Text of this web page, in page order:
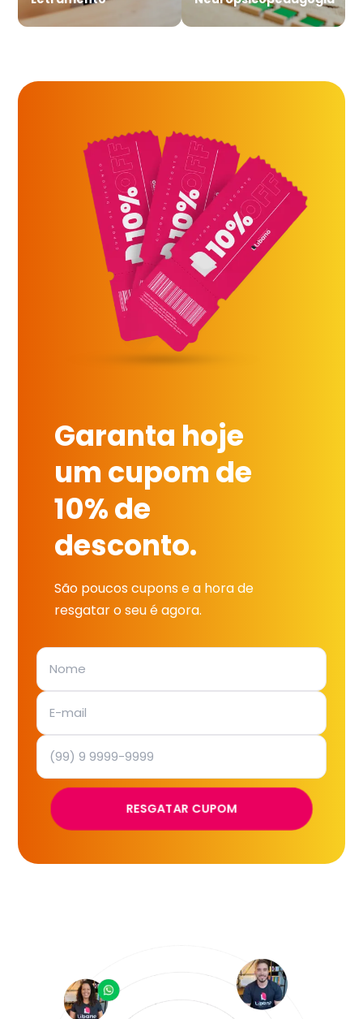
Garanta hoje
um cupom de
10% de
desconto.
São poucos cupons e a hora de
resgatar o seu é agora.
RESGATAR CUPOM